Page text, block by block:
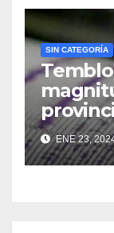
SIN CATEGORÍA
ENE 23,